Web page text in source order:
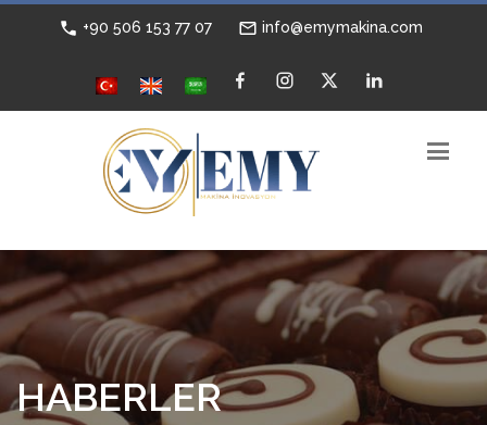
+90 506 153 77 07 info@emymakina.com
HABERLER